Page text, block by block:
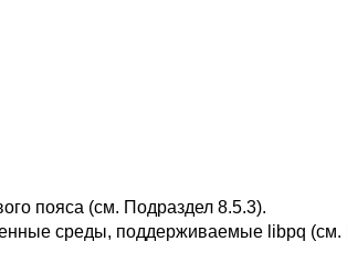
пояса (см. Подраздел 8.5.3).
среды, поддерживаемые libpq (см.